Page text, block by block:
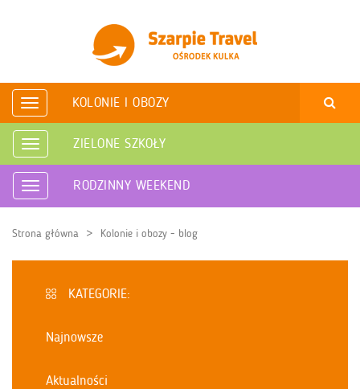
Rozwiń
nawigację
KOLONIE I OBOZY
Rozwiń
nawigację
ZIELONE SZKOŁY
Rozwiń
nawigację
RODZINNY WEEKEND
Strona główna Kolonie i obozy - blog
KATEGORIE:
Najnowsze
Aktualności